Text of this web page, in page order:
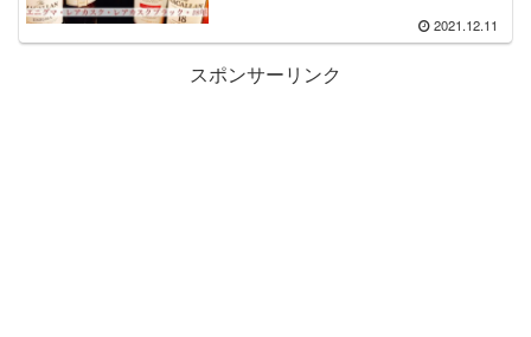
2021.12.11
スポンサーリンク